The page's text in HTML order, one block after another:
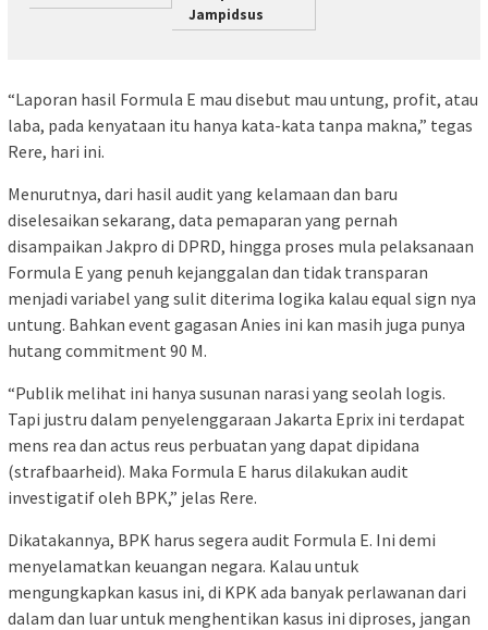
Jampidsus
“Laporan hasil Formula E mau disebut mau untung, profit, atau
laba, pada kenyataan itu hanya kata-kata tanpa makna,” tegas
Rere, hari ini.
Menurutnya, dari hasil audit yang kelamaan dan baru
diselesaikan sekarang, data pemaparan yang pernah
disampaikan Jakpro di DPRD, hingga proses mula pelaksanaan
Formula E yang penuh kejanggalan dan tidak transparan
menjadi variabel yang sulit diterima logika kalau equal sign nya
untung. Bahkan event gagasan Anies ini kan masih juga punya
hutang commitment 90 M.
“Publik melihat ini hanya susunan narasi yang seolah logis.
Tapi justru dalam penyelenggaraan Jakarta Eprix ini terdapat
mens rea dan actus reus perbuatan yang dapat dipidana
(strafbaarheid). Maka Formula E harus dilakukan audit
investigatif oleh BPK,” jelas Rere.
Dikatakannya, BPK harus segera audit Formula E. Ini demi
menyelamatkan keuangan negara. Kalau untuk
mengungkapkan kasus ini, di KPK ada banyak perlawanan dari
dalam dan luar untuk menghentikan kasus ini diproses, jangan